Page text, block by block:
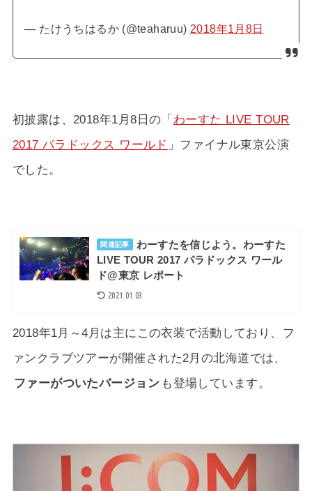
— たけうちはるか (@teaharuu) 2018年1月8日
初披露は、2018年1月8日の「わーすた LIVE TOUR
2017 パラドックス ワールド 」ファイナル東京公演
でした。
関連記事
わーすたを信じよう。わーすた
LIVE TOUR 2017 パラドックス ワール
ド@東京 レポート
2021.01.03
2018年1月～4月は主にこの衣装で活動しており、フ
ァンクラブツアーが開催された2月の北海道では、
ファーがついたバージョン も登場しています。